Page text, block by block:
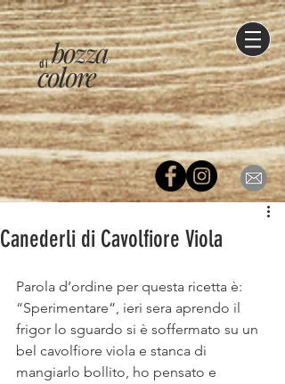
di
colore
bozza
Canederli di Cavolfiore Viola
Parola d’ordine per questa ricetta è:
“Sperimentare”, ieri sera aprendo il
frigor lo sguardo si è soffermato su un
bel cavolfiore viola e stanca di
mangiarlo bollito, ho pensato e